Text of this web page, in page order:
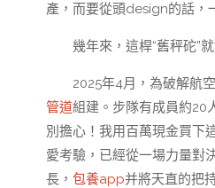
產，而要從頭design的話，
幾年來，這桿“舊秤砣”
2025年4月，為破解航
管道組建。步隊有成員約20
別擔心！我用百萬現金買下
愛考驗，已經從一場力量對
長， 包養app并將天直的把